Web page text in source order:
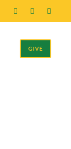
GIVE